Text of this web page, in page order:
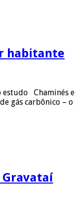
habitante
gás carbônico
Gravataí